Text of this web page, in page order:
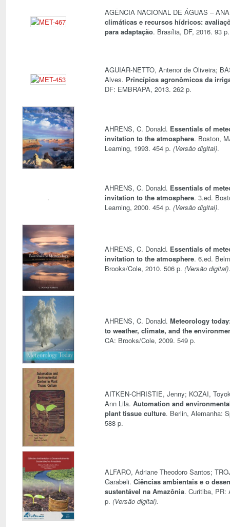
AGÊNCIA NACIONAL DE ÁGUAS –
climáticas e recursos hídricos:
para adaptação. Brasília, DF, 2016. 93
AGUIAR-NETTO, Antenor de Oliveira;
Alves. Princípios agronômicos da
DF: EMBRAPA, 2013. 262 p.
AHRENS, C. Donald. Essentials of
invitation to the atmosphere. Boston,
Learning, 1993. 454 p. (Versão digital).
AHRENS, C. Donald. Essentials of
invitation to the atmosphere. 3.ed.
Learning, 2000. 454 p. (Versão digital).
AHRENS, C. Donald. Essentials of
invitation to the atmosphere. 6.ed.
Brooks/Cole, 2010. 506 p. (Versão digital).
AHRENS, C. Donald. Meteorology
to weather, climate, and the
CA: Brooks/Cole, 2009. 549 p.
AITKEN-CHRISTIE, Jenny; KOZAI,
Ann Lila. Automation and
plant tissue culture. Berlin, Alemanha:
588 p.
ALFARO, Adriane Theodoro Santos;
Garabeli. Ciências ambientais e o
sustentável na Amazônia. Curitiba, PR:
p. (Versão digital).